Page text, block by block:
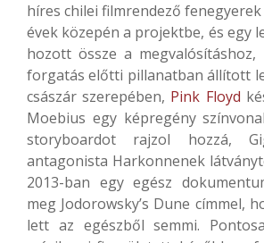
híres chilei filmrendező fenegyerek
évek közepén a projektbe, és egy
hozott össze a
forgatás előtti pillanatban állított
császár szerepében, Pink Floyd
Moebius egy képregény
storyboardot rajzol hozzá,
antagonista Harkonnenek
2013-ban egy egész
meg Jodorowsky’s Dune címmel,
lett az egészből semmi.